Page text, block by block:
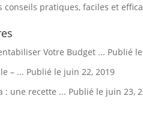
pratiques, faciles et
Votre Budget ... Publié
– ... Publié le juin 22, 2019
: une recette ... Publié le juin 23,